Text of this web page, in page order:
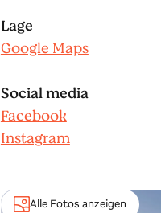
Lage
Google Maps
Social media
Facebook
Instagram
Alle Fotos anzeigen